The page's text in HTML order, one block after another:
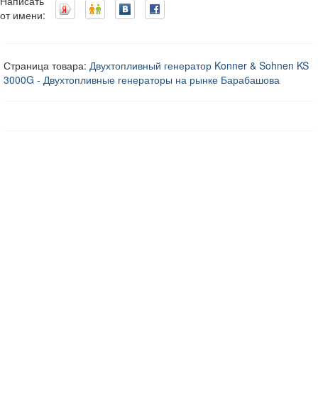
от имени:
Страница товара: Двухтопливный генератор Konner & Sohnen KS
3000G - Двухтопливные генераторы на рынке Барабашова